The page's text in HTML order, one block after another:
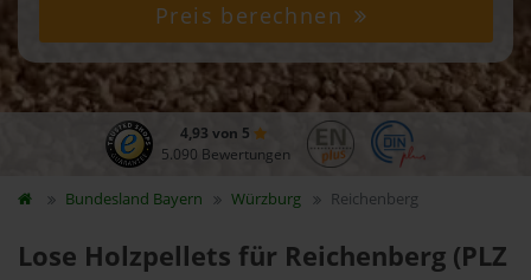
Preis berechnen
4,93 von 5
5.090 Bewertungen
Bundesland Bayern Würzburg Reichenberg
Lose Holzpellets für Reichenberg (PLZ